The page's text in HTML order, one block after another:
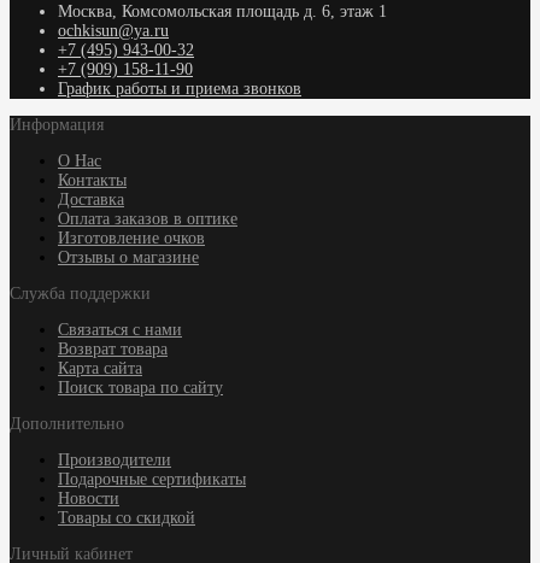
Москва, Комсомольская площадь д. 6, этаж 1
ochkisun@ya.ru
+7 (495) 943-00-32
+7 (909) 158-11-90
График работы и приема звонков
Информация
О Нас
Контакты
Доставка
Оплата заказов в оптике
Изготовление очков
Отзывы о магазине
Служба поддержки
Связаться с нами
Возврат товара
Карта сайта
Поиск товара по сайту
Дополнительно
Производители
Подарочные сертификаты
Новости
Товары со скидкой
Личный кабинет